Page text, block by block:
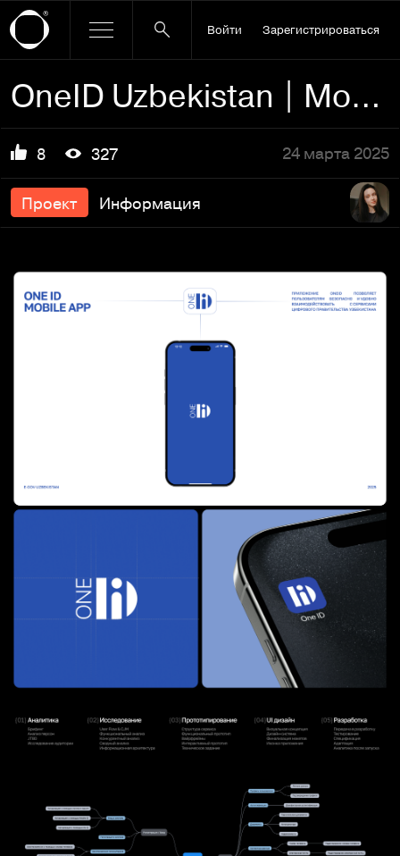
Войти Зарегистрироваться
OneID Uzbekistan | Mobile App
8 327 24 марта 2025
Проект Информация